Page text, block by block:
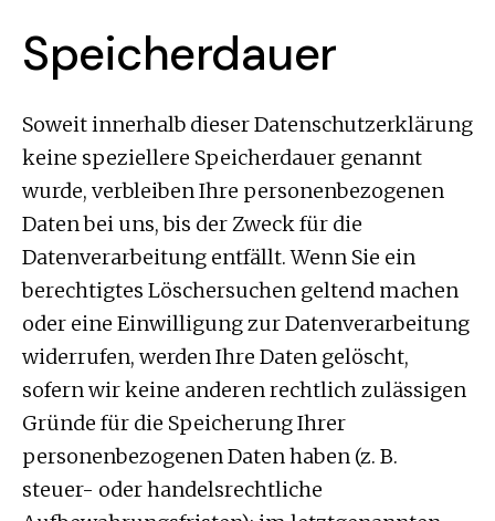
Speicherdauer
Soweit innerhalb dieser Datenschutzerklärung
keine speziellere Speicherdauer genannt
wurde, verbleiben Ihre personenbezogenen
Daten bei uns, bis der Zweck für die
Datenverarbeitung entfällt. Wenn Sie ein
berechtigtes Löschersuchen geltend machen
oder eine Einwilligung zur Datenverarbeitung
widerrufen, werden Ihre Daten gelöscht,
sofern wir keine anderen rechtlich zulässigen
Gründe für die Speicherung Ihrer
personenbezogenen Daten haben (z. B.
steuer- oder handelsrechtliche